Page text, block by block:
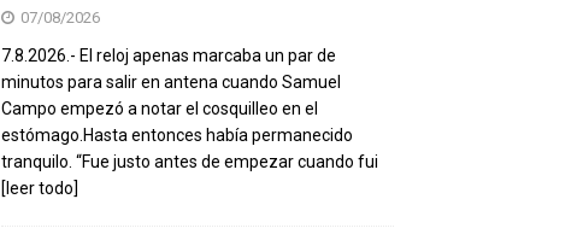
07/08/2026
7.8.2026.- El reloj apenas marcaba un par de
minutos para salir en antena cuando Samuel
Campo empezó a notar el cosquilleo en el
estómago.Hasta entonces había permanecido
tranquilo. “Fue justo antes de empezar cuando fui
[leer todo]